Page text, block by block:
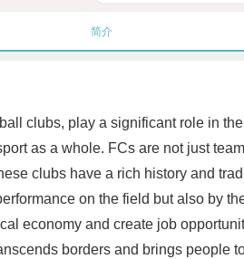
简介
clubs, play a significant role in
as a whole. FCs are not just
clubs have a rich history and
on the field but also by
economy and create job
borders and brings people